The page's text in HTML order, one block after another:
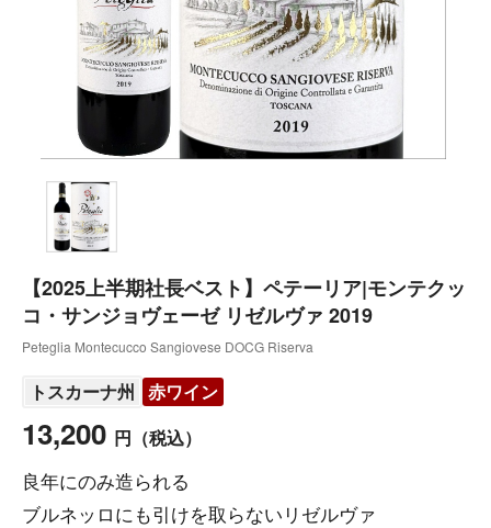
【2025上半期社長ベスト】ペテーリア|モンテクッ
コ・サンジョヴェーゼ リゼルヴァ 2019
Peteglia Montecucco Sangiovese DOCG Riserva
トスカーナ州 赤ワイン
13,200 円 （税込）
良年にのみ造られる
ブルネッロにも引けを取らないリゼルヴァ